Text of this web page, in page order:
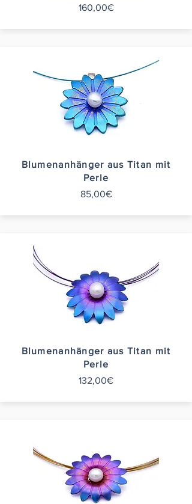
160,00€
Blumenanhänger aus Titan mit
Perle
85,00€
Blumenanhänger aus Titan mit
Perle
132,00€